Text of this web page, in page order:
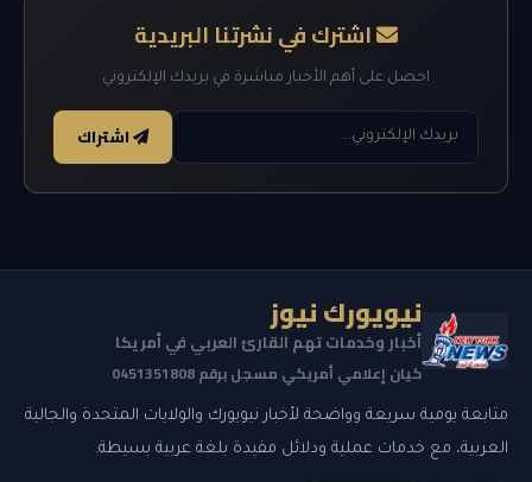
اشترك في نشرتنا البريدية
احصل على أهم الأخبار مباشرة في بريدك الإلكتروني
اشتراك
نيويورك نيوز
أخبار وخدمات تهم القارئ العربي في أمريكا
كيان إعلامي أمريكي مسجل برقم 0451351808
متابعة يومية سريعة وواضحة لأخبار نيويورك والولايات المتحدة والجالية
العربية، مع خدمات عملية ودلائل مفيدة بلغة عربية بسيطة.